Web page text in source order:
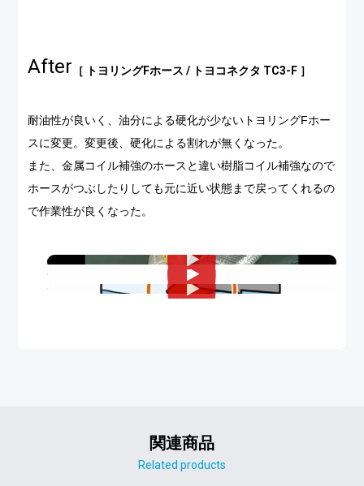
After ［ トヨリングFホース / トヨコネクタ TC3-F ］
耐油性が良いく、油分による硬化が少ないトヨリングFホー
スに変更。変更後、硬化による割れが無くなった。
また、金属コイル補強のホースと違い樹脂コイル補強なので
ホースがつぶしたりしても元に近い状態まで戻ってくれるの
で作業性が良くなった。